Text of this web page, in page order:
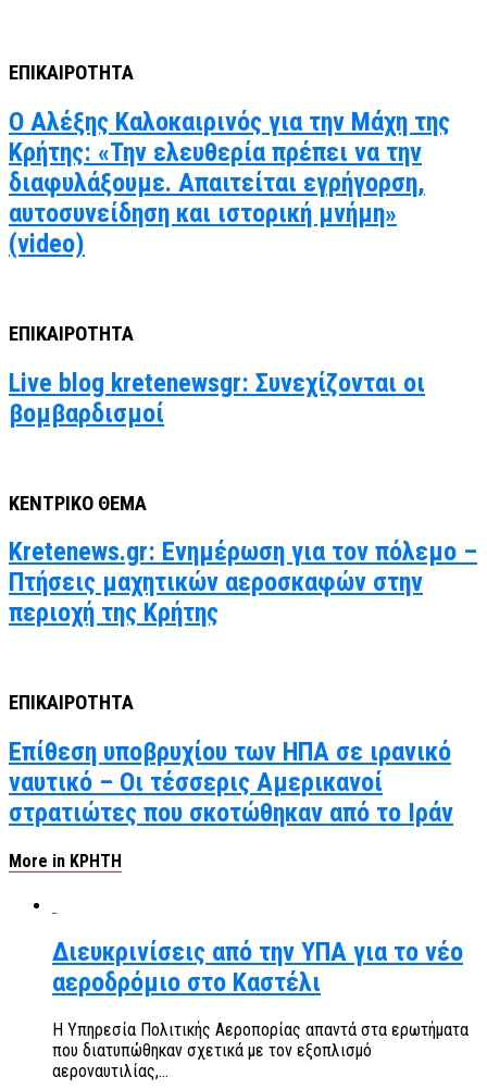
ΕΠΙΚΑΙΡΟΤΗΤΑ
Ο Αλέξης Καλοκαιρινός για την Μάχη της
Κρήτης: «Την ελευθερία πρέπει να την
διαφυλάξουμε. Απαιτείται εγρήγορση,
αυτοσυνείδηση και ιστορική μνήμη»
(video)
ΕΠΙΚΑΙΡΟΤΗΤΑ
Live blog kretenewsgr: Συνεχίζονται οι
βομβαρδισμοί
ΚΕΝΤΡΙΚΟ ΘΕΜΑ
Kretenews.gr: Ενημέρωση για τον πόλεμο –
Πτήσεις μαχητικών αεροσκαφών στην
περιοχή της Κρήτης
ΕΠΙΚΑΙΡΟΤΗΤΑ
Επίθεση υποβρυχίου των ΗΠΑ σε ιρανικό
ναυτικό – Οι τέσσερις Αμερικανοί
στρατιώτες που σκοτώθηκαν από το Ιράν
More in ΚΡΗΤΗ
Διευκρινίσεις από την ΥΠΑ για το νέο
αεροδρόμιο στο Καστέλι
Η Υπηρεσία Πολιτικής Αεροπορίας απαντά στα ερωτήματα
που διατυπώθηκαν σχετικά με τον εξοπλισμό
αεροναυτιλίας,...